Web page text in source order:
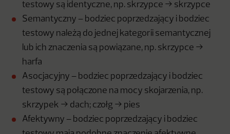
testowy są identyczne, np. skrzypce → skrzypce
Semantyczny – bodziec poprzedzający i bodziec
testowy należą do jednej kategorii semantycznej
lub ich znaczenia są powiązane, np. skrzypce →
harfa
Asocjacyjny – bodziec poprzedzający i bodziec
testowy są połączone na mocy skojarzenia, np.
skrzypek → dach; czołg → pies
Afektywny – bodziec poprzedzający i bodziec